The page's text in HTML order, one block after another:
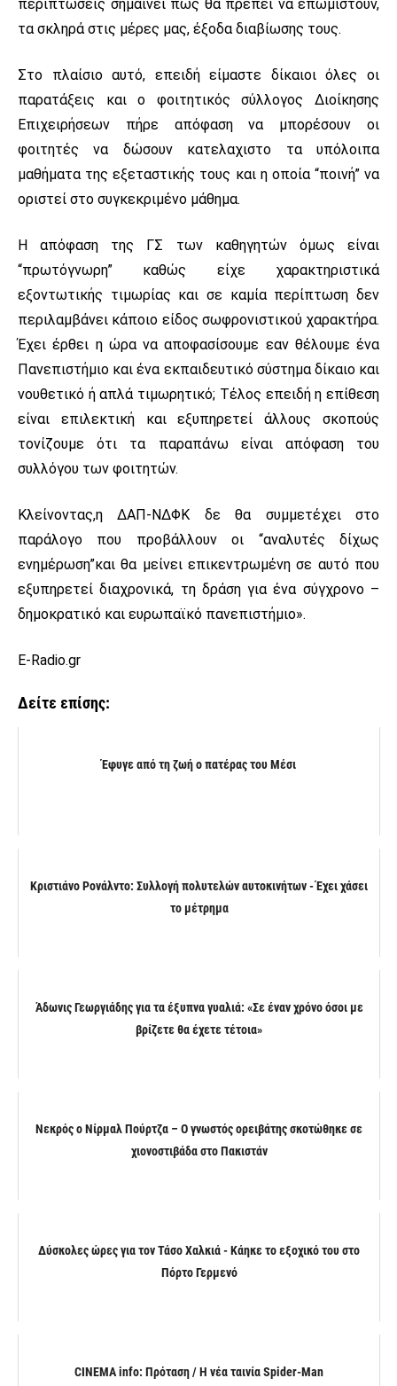
περιπτώσεις σημαίνει πως θα πρέπει να επωμιστούν,
τα σκληρά στις μέρες μας, έξοδα διαβίωσης τους.
Στο πλαίσιο αυτό, επειδή είμαστε δίκαιοι όλες οι
παρατάξεις και ο φοιτητικός σύλλογος Διοίκησης
Επιχειρήσεων πήρε απόφαση να μπορέσουν οι
φοιτητές να δώσουν κατελαχιστο τα υπόλοιπα
μαθήματα της εξεταστικής τους και η οποία “ποινή” να
οριστεί στο συγκεκριμένο μάθημα.
Η απόφαση της ΓΣ των καθηγητών όμως είναι
“πρωτόγνωρη” καθώς είχε χαρακτηριστικά
εξοντωτικής τιμωρίας και σε καμία περίπτωση δεν
περιλαμβάνει κάποιο είδος σωφρονιστικού χαρακτήρα.
Έχει έρθει η ώρα να αποφασίσουμε εαν θέλουμε ένα
Πανεπιστήμιο και ένα εκπαιδευτικό σύστημα δίκαιο και
νουθετικό ή απλά τιμωρητικό; Τέλος επειδή η επίθεση
είναι επιλεκτική και εξυπηρετεί άλλους σκοπούς
τονίζουμε ότι τα παραπάνω είναι απόφαση του
συλλόγου των φοιτητών.
Κλείνοντας,η ΔΑΠ-ΝΔΦΚ δε θα συμμετέχει στο
παράλογο που προβάλλουν οι “αναλυτές δίχως
ενημέρωση”και θα μείνει επικεντρωμένη σε αυτό που
εξυπηρετεί διαχρονικά, τη δράση για ένα σύγχρονο –
δημοκρατικό και ευρωπαϊκό πανεπιστήμιο».
E-Radio.gr
Δείτε επίσης:
Έφυγε από τη ζωή ο πατέρας του Μέσι
Κριστιάνο Ρονάλντο: Συλλογή πολυτελών αυτοκινήτων - Έχει χάσει
το μέτρημα
Άδωνις Γεωργιάδης για τα έξυπνα γυαλιά: «Σε έναν χρόνο όσοι με
βρίζετε θα έχετε τέτοια»
Νεκρός ο Νίρμαλ Πούρτζα – Ο γνωστός ορειβάτης σκοτώθηκε σε
χιονοστιβάδα στο Πακιστάν
Δύσκολες ώρες για τον Τάσο Χαλκιά - Κάηκε το εξοχικό του στο
Πόρτο Γερμενό
CINEMA info: Πρόταση / Η νέα ταινία Spider-Man